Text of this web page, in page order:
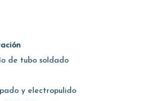
de tubo soldado
y electropulido